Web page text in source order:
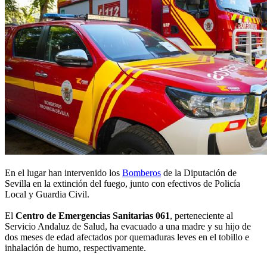
En el lugar han intervenido los Bomberos de la Diputación de
Sevilla en la extinción del fuego, junto con efectivos de Policía
Local y Guardia Civil.
El Centro de Emergencias Sanitarias 061, perteneciente al
Servicio Andaluz de Salud, ha evacuado a una madre y su hijo de
dos meses de edad afectados por quemaduras leves en el tobillo e
inhalación de humo, respectivamente.